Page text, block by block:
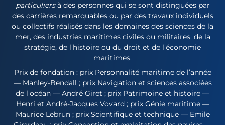
particuliersà des personnes qui se sont distinguées par
des carrières remarquables ou par des travaux individuels
ou collectifs réalisés dans les domaines des sciences de la
mer, des industries maritimes civiles ou militaires, de la
stratégie, de l’histoire ou du droit et de l’économie
maritimes.
Prix de fondation : prix Personnalité maritime de l’année
— Manley-Bendall ; prix Navigation et sciences associées
de l’océan — André Giret ; prix Patrimoine et histoire —
Henri et André-Jacques Vovard ; prix Génie maritime —
Maurice Lebrun ; prix Scientifique et technique — Emile